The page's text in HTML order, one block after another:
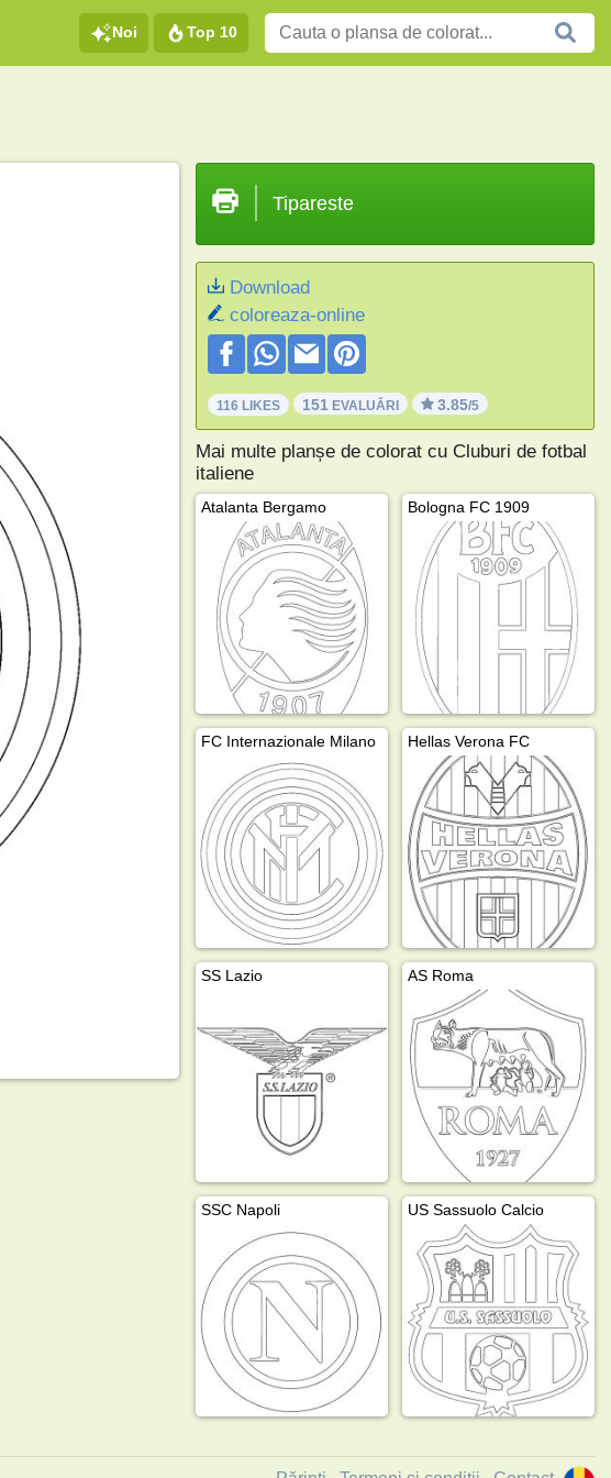
Noi Top 10
Tipareste
Download
coloreaza-online
116 LIKES 151 EVALUĂRI 3.85/5
Mai multe planșe de colorat cu Cluburi de fotbal
italiene
Atalanta Bergamo Bologna FC 1909
FC Internazionale Milano Hellas Verona FC
SS Lazio AS Roma
SSC Napoli US Sassuolo Calcio